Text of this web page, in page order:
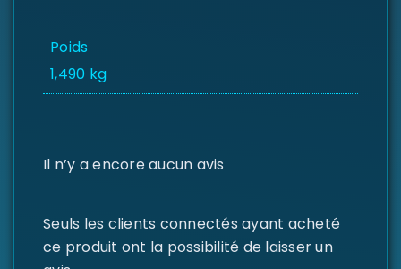
Poids
1,490 kg
Il n’y a encore aucun avis
Seuls les clients connectés ayant acheté
ce produit ont la possibilité de laisser un